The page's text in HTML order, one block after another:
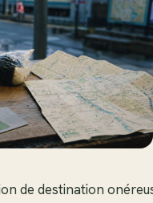
de destination